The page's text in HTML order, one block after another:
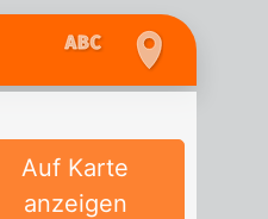
Auf Karte
anzeigen